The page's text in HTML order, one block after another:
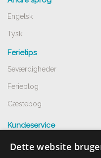
Engelsk
Tysk
Ferietips
Seværdigheder
Ferieblog
Gæstebog
Kundeservice
Spørgsmål og svar
Dette website